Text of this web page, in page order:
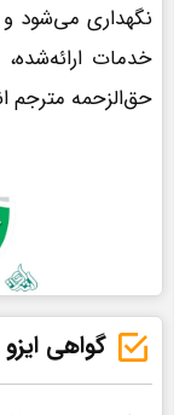
نگهداری می‌شود
خدمات
حق‌الزحمه مترجم
گواهی ایزو